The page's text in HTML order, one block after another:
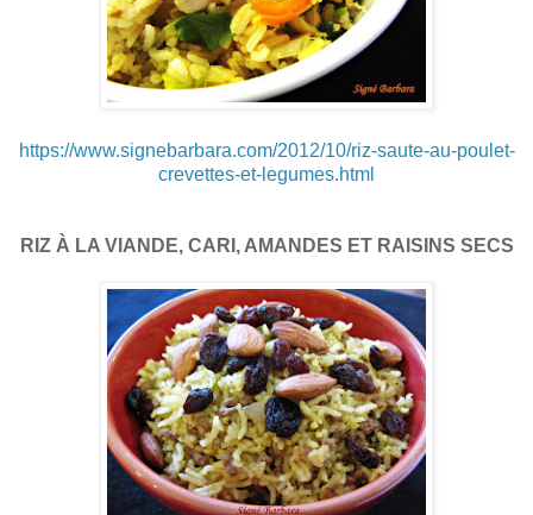
https://www.signebarbara.com/2012/10/riz-saute-au-poulet-
crevettes-et-legumes.html
RIZ À LA VIANDE, CARI, AMANDES ET RAISINS SECS